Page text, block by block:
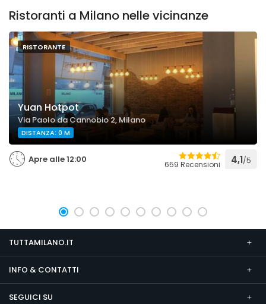
Ristoranti a Milano nelle vicinanze
RISTORANTE
Yuan Hotpot
Via Paolo da Cannobio 2, Milano
DISTANZA: 0 M
Apre alle 12:00 659 Recensioni 4,1/5
TUTTAMILANO.IT
INFO & CONTATTI
SEGUICI SU